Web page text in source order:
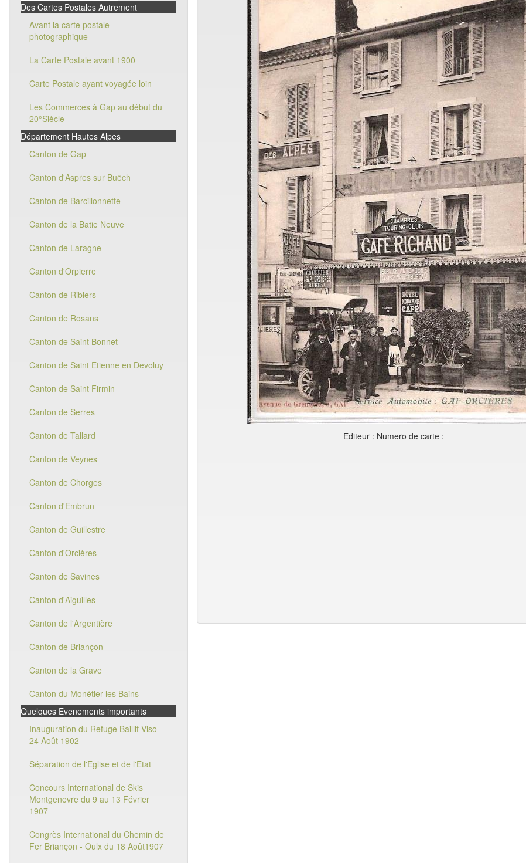
Des Cartes Postales Autrement
Avant la carte postale
photographique
La Carte Postale avant 1900
Carte Postale ayant voyagée loin
Les Commerces à Gap au début du
20°Siècle
Département Hautes Alpes
Canton de Gap
Canton d'Aspres sur Buëch
Canton de Barcillonnette
Canton de la Batie Neuve
Canton de Laragne
Canton d'Orpierre
Canton de Ribiers
Canton de Rosans
Canton de Saint Bonnet
Canton de Saint Etienne en Devoluy
Canton de Saint Firmin
Canton de Serres
Canton de Tallard
Canton de Veynes
Canton de Chorges
Canton d'Embrun
Canton de Guillestre
Canton d'Orcières
Canton de Savines
Canton d'Aiguilles
Canton de l'Argentière
Canton de Briançon
Canton de la Grave
Canton du Monêtier les Bains
Quelques Evenements importants
Inauguration du Refuge Baillif-Viso
24 Août 1902
Séparation de l'Eglise et de l'Etat
Concours International de Skis
Montgenevre du 9 au 13 Février
1907
Congrès International du Chemin de
Fer Briançon - Oulx du 18 Août1907
Editeur : Numero de carte :